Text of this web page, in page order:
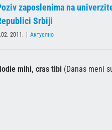
zaposlenima na
Srbiji
2011. Актуелно
mihi, cras tibi (Danas meni